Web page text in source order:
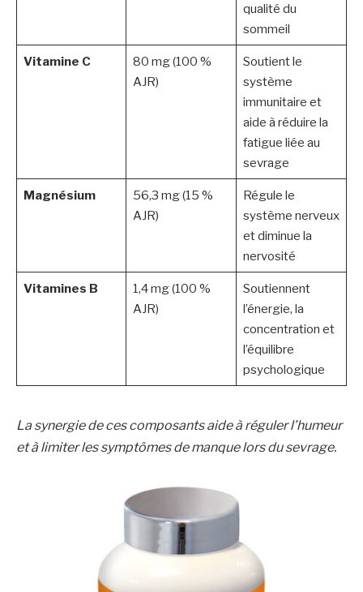
qualité du
sommeil
Vitamine C
80 mg (100 %
AJR)
Soutient le
système
immunitaire et
aide à réduire la
fatigue liée au
sevrage
Magnésium
56,3 mg (15 %
AJR)
Régule le
système nerveux
et diminue la
nervosité
Vitamines B
1,4 mg (100 %
AJR)
Soutiennent
l’énergie, la
concentration et
l’équilibre
psychologique
La synergie de ces composants aide à réguler l’humeur
et à limiter les symptômes de manque lors du sevrage.